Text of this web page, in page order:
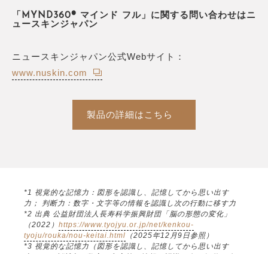
「MYND360® マインド フル」に関する問い合わせはニ
ュースキンジャパン
ニュースキンジャパン公式Webサイト：
www.nuskin.com
製品の詳細はこちら
*1 視覚的な記憶力：図形を認識し、記憶してから思い出す
力； 判断力：数字・文字等の情報を認識し次の行動に移す力
*2 出典 公益財団法人長寿科学振興財団「脳の形態の変化」
（2022） https://www.tyojyu.or.jp/net/kenkou-
tyoju/rouka/nou-keitai.html （2025年12月9日参照）
*3 視覚的な記憶力（図形を認識し、記憶してから思い出す